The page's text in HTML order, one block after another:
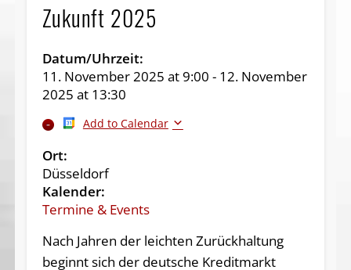
Zukunft 2025
Datum/Uhrzeit:
11. November 2025 at9:00 - 12. November
2025 at 13:30
Add to Calendar
Ort:
Düsseldorf
Kalender:
Termine & Events
Nach Jahren der leichten Zurückhaltung
beginnt sich der deutsche Kreditmarkt